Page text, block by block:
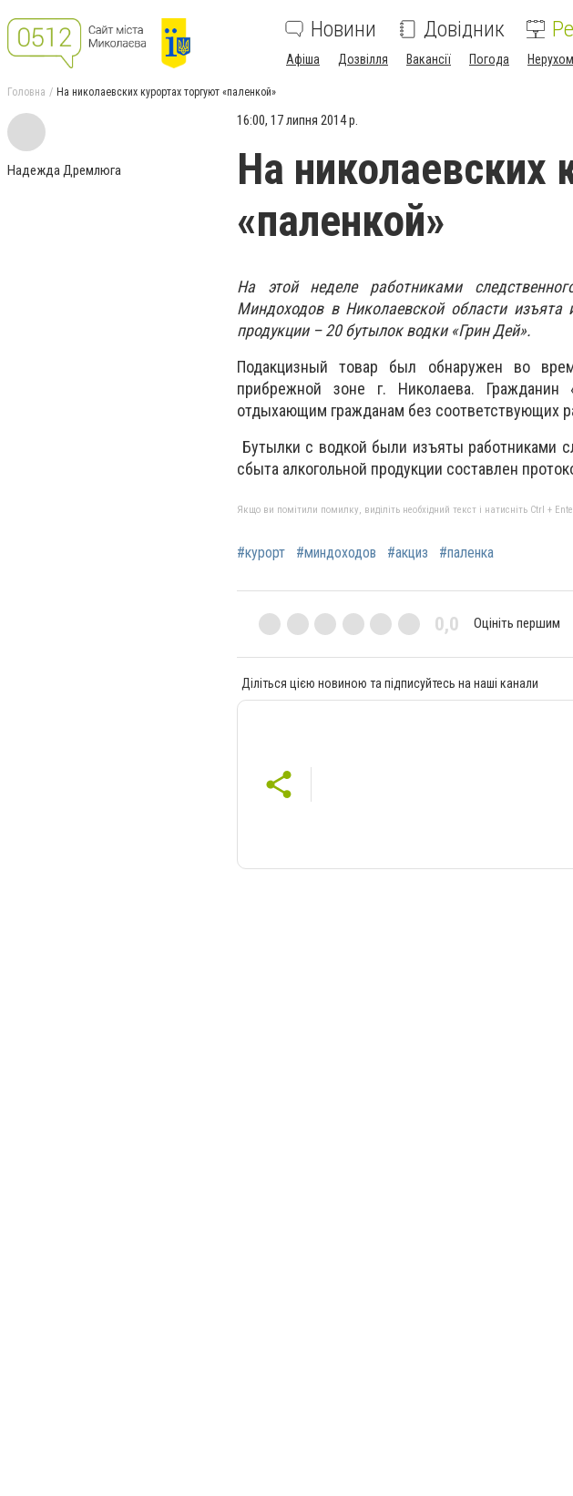
Новини Довідник
Афіша Дозвілля Вакансії Погода
Головна На николаевских курортах торгуют «паленкой»
Надежда Дремлюга
16:00, 17 липня 2014 р.
На николаевских
«паленкой»
На этой неделе работниками
Миндоходов в Николаевской области изъята
продукции – 20 бутылок водки «Грин Дей».
Подакцизный товар был обнаружен во
прибрежной зоне г. Николаева. Гражданин
отдыхающим гражданам без соответствующих
Бутылки с водкой были изъяты работниками
сбыта алкогольной продукции составлен
Якщо ви помітили помилку, виділіть необхідний текст і натисніть Ctrl +
#курорт #миндоходов #акциз #паленка
0,0 Оцініть першим
Діліться цією новиною та підписуйтесь на наші канали